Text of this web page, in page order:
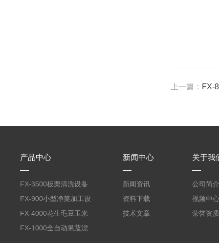
上一篇： FX-
产品中心
FX-3500板栗清洗设备
全自动气泡清洗机
FX-900小型净菜加工设
备野菜清洗机
FX-4000花生毛豆玉米
蒸煮漂烫机
FX-1000全自动果蔬漂
新闻中心
新闻资讯
资料下载
技术文章
关于我
公司简介
视频中心
荣誉资质